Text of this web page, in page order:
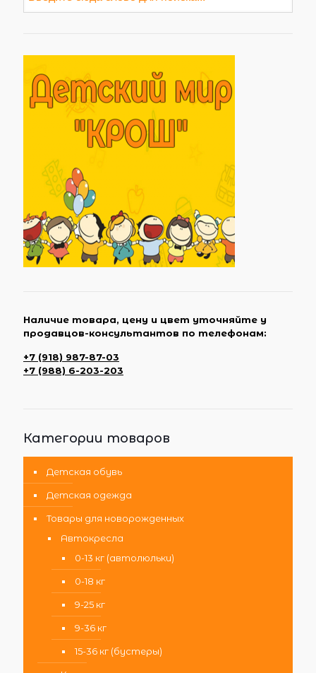
Наличие товара, цену и цвет уточняйте у
продавцов-консультантов по телефонам:
+7 (918) 987-87-03
+7 (988) 6-203-203
Категории товаров
Детская обувь
Детская одежда
Товары для новорожденных
Автокресла
0-13 кг (автолюльки)
0-18 кг
9-25 кг
9-36 кг
15-36 кг (бустеры)